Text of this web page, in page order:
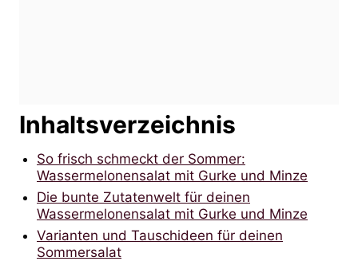
Inhaltsverzeichnis
So frisch schmeckt der Sommer:
Wassermelonensalat mit Gurke und Minze
Die bunte Zutatenwelt für deinen
Wassermelonensalat mit Gurke und Minze
Varianten und Tauschideen für deinen
Sommersalat